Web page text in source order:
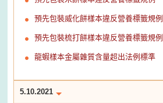
預先包裝威化餅樣本違反營養標籤規例
預先包裝梳打餅樣本違反營養標籤規例
龍蝦樣本金屬雜質含量超出法例標準
5.10.2021